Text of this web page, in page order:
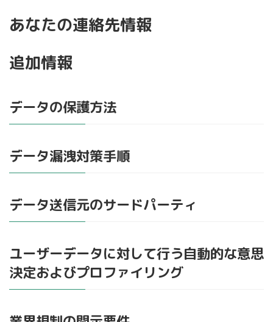
あなたの連絡先情報
追加情報
データの保護方法
データ漏洩対策手順
データ送信元のサードパーティ
ユーザーデータに対して行う自動的な意思
決定およびプロファイリング